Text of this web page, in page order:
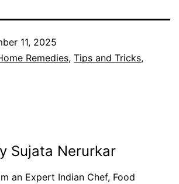
11, 2025
Remedies, Tips and Tricks,
Sujata Nerurkar
an Expert Indian Chef, Food